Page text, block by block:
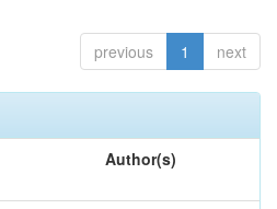
previous 1 next
Author(s)